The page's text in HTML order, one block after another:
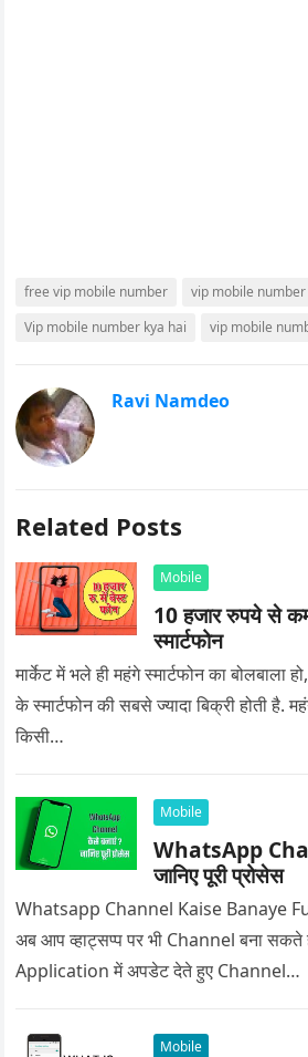
free vip mobile number
vip mobile
Vip mobile number kya hai
vip mobile
Ravi Namdeo
Related Posts
Mobile
10 हजार रुपये से
स्मार्टफोन
मार्केट में भले ही महंगे स्मार्टफोन का
के स्मार्टफोन की सबसे ज्यादा बिक्री होती है.
किसी…
Mobile
WhatsApp
जानिए पूरी प्रोसेस
Whatsapp Channel Kaise Banaye
अब आप व्हाट्सप्प पर भी Channel बना सकते
Application में अपडेट देते हुए Channel…
Mobile